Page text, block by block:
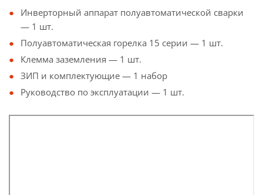
Инверторный аппарат полуавтоматической сварки
— 1 шт.
Полуавтоматическая горелка 15 серии — 1 шт.
Клемма заземления — 1 шт.
ЗИП и комплектующие — 1 набор
Руководство по эксплуатации — 1 шт.